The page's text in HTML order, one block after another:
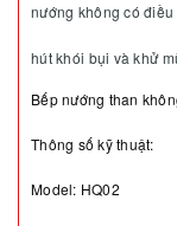
nướng không có
hút khói bụi và khử
Bếp nướng than
Thông số kỹ thuật:
Model: HQ02